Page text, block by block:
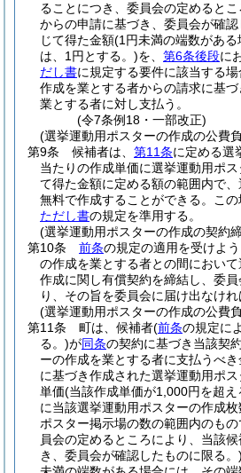
ることにつき、委員会の定めると
からの申請に基づき、委員会が確
じて得た金額(1円未満の端数があ
は、1円とする。)を、 第6条後段に
だし書に規定する要件に該当する
作成を業とする者からの請求に基
業とする者に対し支払う。
(令7条例18・一部改正)
(選挙運動用ポスターの作成の公費
第9条
候補者は、 第11条に定める選
当たりの作成単価に選挙運動用ポ
て得た金額に定める額の範囲内で
無料で作成することができる。
この
ただし書の規定を準用する。
(選挙運動用ポスターの作成の契約
第10条
前条の規定の適用を受けよ
の作成を業とする者との間におい
作成に関し有償契約を締結し、委
り、その旨を委員会に届け出なけれ
(選挙運動用ポスターの作成の公費
第11条
町は、候補者(前条の規定に
る。)が同条の契約に基づき当該契
ーの作成を業とする者に支払うべ
に基づき作成された選挙運動用ポ
単価(当該作成単価が1,000円を超
に当該選挙運動用ポスターの作成枚
ポスター掲示場の数の範囲内のも
員会の定めるところにより、当該
き、委員会が確認したものに限る。)